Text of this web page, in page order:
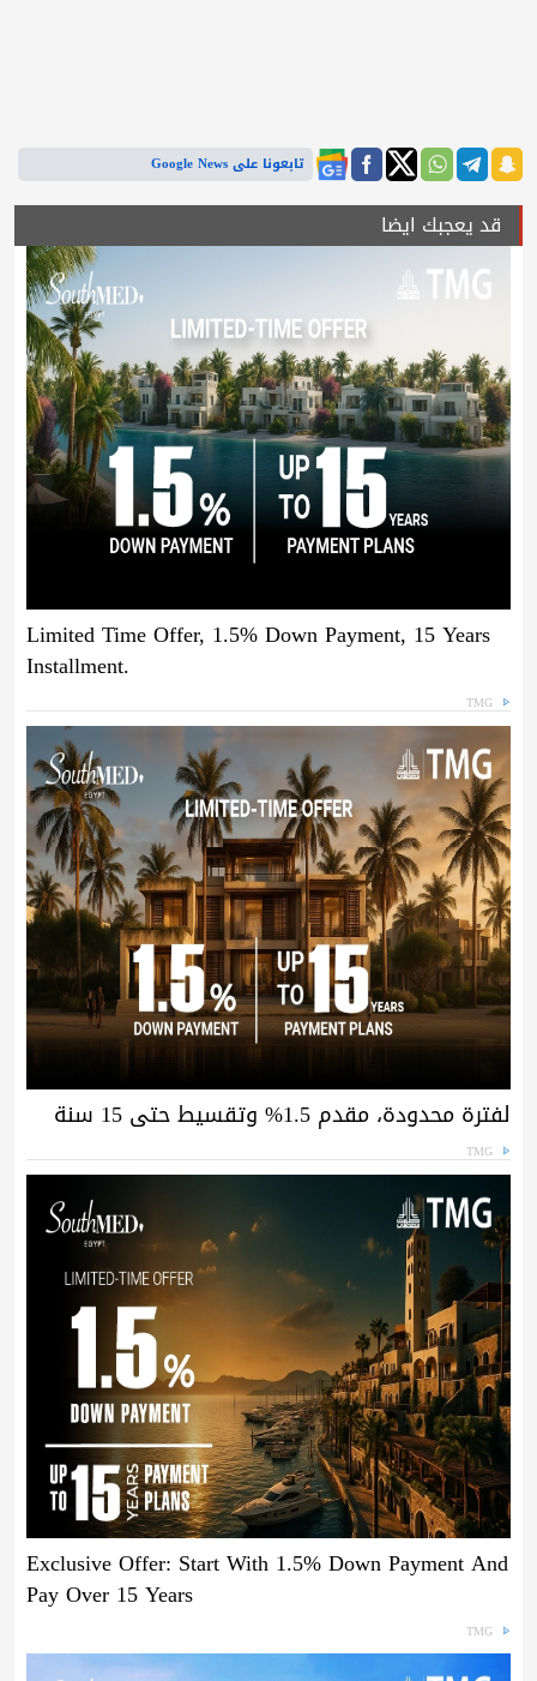
تابعونا على Google News
قد يعجبك ايضا
Limited Time Offer, 1.5% Down Payment, 15 Years
Installment.
TMG
لفترة محدودة، مقدم 1.5% وتقسيط حتى 15 سنة
TMG
Exclusive Offer: Start With 1.5% Down Payment And
Pay Over 15 Years
TMG